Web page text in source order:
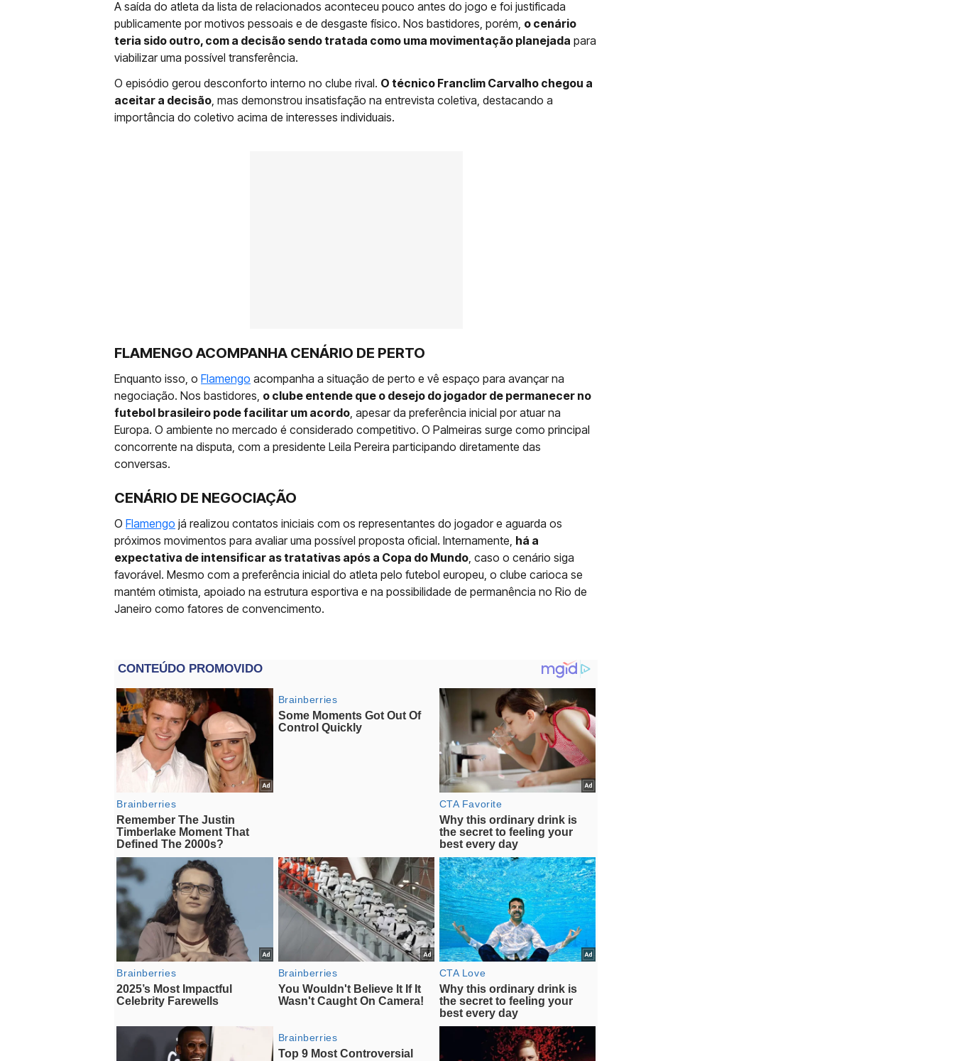
A saída do atleta da lista de relacionados aconteceu pouco antes do jogo e foi justificada
publicamente por motivos pessoais e de desgaste físico. Nos bastidores, porém, o cenário
teria sido outro, com a decisão sendo tratada como uma movimentação planejada para
viabilizar uma possível transferência.
O episódio gerou desconforto interno no clube rival. O técnico Franclim Carvalho chegou a
aceitar a decisão, mas demonstrou insatisfação na entrevista coletiva, destacando a
importância do coletivo acima de interesses individuais.
FLAMENGO ACOMPANHA CENÁRIO DE PERTO
Enquanto isso, o Flamengo acompanha a situação de perto e vê espaço para avançar na
negociação. Nos bastidores, o clube entende que o desejo do jogador de permanecer no
futebol brasileiro pode facilitar um acordo, apesar da preferência inicial por atuar na
Europa. O ambiente no mercado é considerado competitivo. O Palmeiras surge como principal
concorrente na disputa, com a presidente Leila Pereira participando diretamente das
conversas.
CENÁRIO DE NEGOCIAÇÃO
O Flamengo já realizou contatos iniciais com os representantes do jogador e aguarda os
próximos movimentos para avaliar uma possível proposta oficial. Internamente, há a
expectativa de intensificar as tratativas após a Copa do Mundo, caso o cenário siga
favorável. Mesmo com a preferência inicial do atleta pelo futebol europeu, o clube carioca se
mantém otimista, apoiado na estrutura esportiva e na possibilidade de permanência no Rio de
Janeiro como fatores de convencimento.